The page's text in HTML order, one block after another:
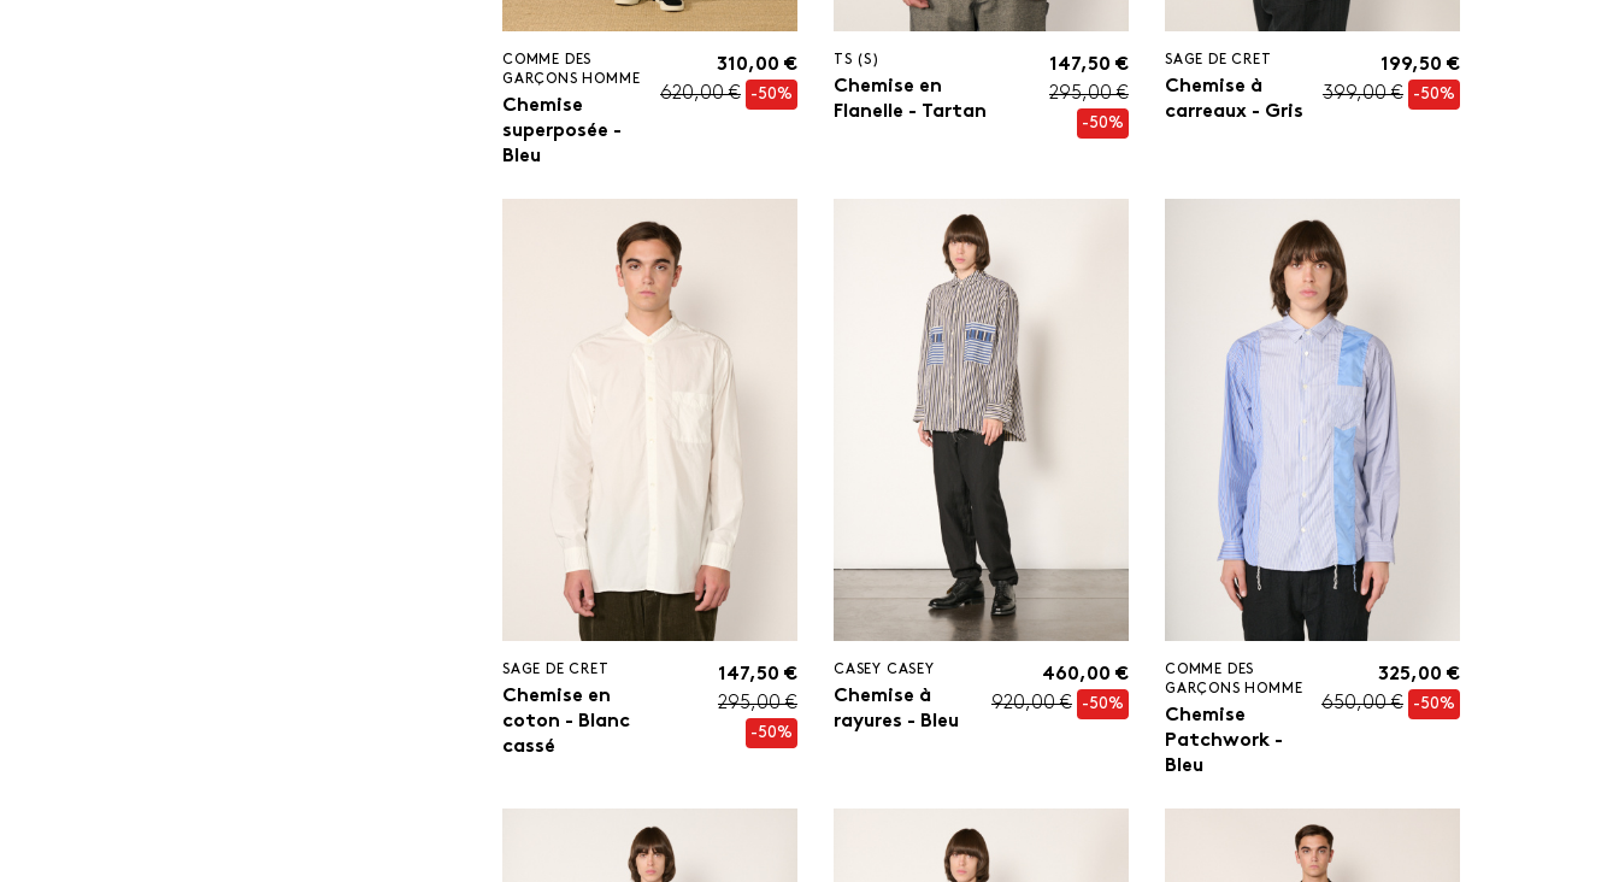
COMME DES
GARÇONS HOMME
Chemise
superposée -
Bleu
310,00 €
620,00 €
-50%
TS (S)
Chemise en
Flanelle - Tartan
147,50 €
295,00 €
-50%
SAGE DE CRET
Chemise à
carreaux - Gris
199,50 €
399,00 €
-50%
SAGE DE CRET
Chemise en
coton - Blanc
cassé
147,50 €
295,00 €
-50%
CASEY CASEY
Chemise à
rayures - Bleu
460,00 €
920,00 €
-50%
COMME DES
GARÇONS HOMME
Chemise
Patchwork -
Bleu
325,00 €
650,00 €
-50%